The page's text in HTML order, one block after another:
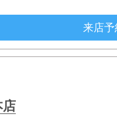
来店